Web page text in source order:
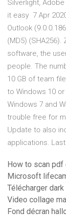
Silverlight,
it easy 7 Apr
Outlook
(MD5)
software, the
people. The
10 GB of team
to Windows 10
Windows 7 and
trouble free for
Update to also
applications.
How to scan pdf
Microsoft
Télécharger
Video collage
Fond décran